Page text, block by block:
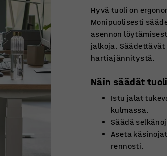
Hyvä tuoli on
Monipuolisesti
asennon
jalkoja.
hartiajännitystä.
Näin säädät
Istu jalat
kulmassa.
Säädä
Aseta
rennosti.